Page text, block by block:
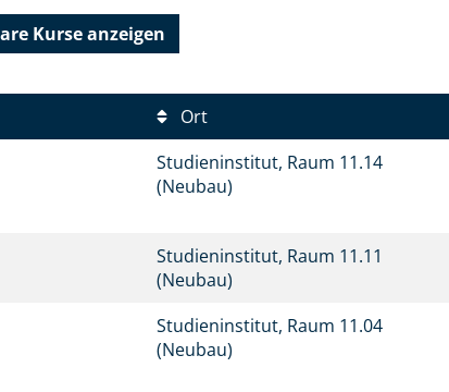
Kurse anzeigen
Ort
Studieninstitut, Raum 11.14
(Neubau)
Studieninstitut, Raum 11.11
(Neubau)
Studieninstitut, Raum 11.04
(Neubau)